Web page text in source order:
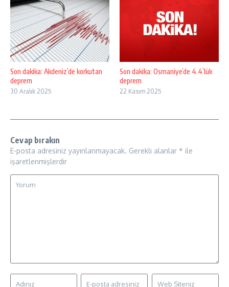
Son dakika: Akdeniz’de korkutan
deprem
30 Aralık 2025
Son dakika: Osmaniye’de 4.4’lük
deprem
22 Kasım 2025
Cevap bırakın
E-posta adresiniz yayınlanmayacak. Gerekli alanlar * ile
işaretlenmişlerdir